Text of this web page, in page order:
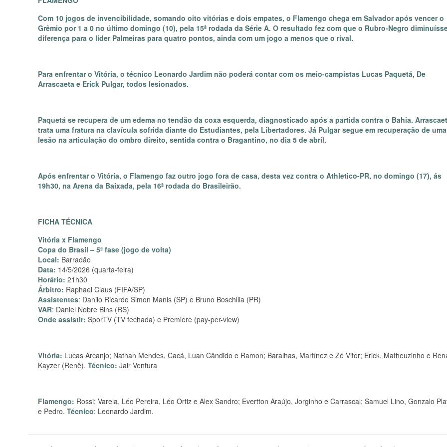
Com 10 jogos de invencibilidade, somando oito vitórias e dois empates, o Flamengo chega em Salvador após vencer o
Grêmio por 1 a 0 no último domingo (10), pela 15ª rodada da Série A. O resultado fez com que o Rubro-Negro
diferença para o líder Palmeiras para quatro pontos, ainda com um jogo a menos que o rival.
Para enfrentar o Vitória, o técnico Leonardo Jardim não poderá contar com os meio-campistas Lucas Paquetá, De
Arrascaeta e Erick Pulgar, todos lesionados.
Paquetá se recupera de um edema no tendão da coxa esquerda, diagnosticado após a partida contra o Bahia.
trata uma fratura na clavícula sofrida diante do Estudiantes, pela Libertadores. Já Pulgar segue em recuperação de uma
lesão na articulação do ombro direito, sentida contra o Bragantino, no dia 5 de abril.
Após enfrentar o Vitória, o Flamengo faz outro jogo fora de casa, desta vez contra o Athletico-PR, no domingo (17), ás
19h30, na Arena da Baixada, pela 16ª rodada do Brasileirão.
FICHA TÉCNICA
Vitória x Flamengo
Copa do Brasil – 5ª fase (jogo de volta)
Local: Barradão
Data: 14/5/2026 (quarta-feira)
Horário: 21h30
Árbitro: Raphael Claus (FIFA/SP)
Assistentes: Danilo Ricardo Simon Manis (SP) e Bruno Boschilia (PR)
VAR: Daniel Nobre Bins (RS)
Onde assistir: SporTV (TV fechada) e Premiere (pay-per-view)
Vitória: Lucas Arcanjo; Nathan Mendes, Cacá, Luan Cândido e Ramon; Baralhas, Martínez e Zé Vitor; Erick, Matheuzinho e
Kayzer (Renê). Técnico: Jair Ventura
Flamengo: Rossi; Varela, Léo Pereira, Léo Ortiz e Alex Sandro; Evertton Araújo, Jorginho e Carrascal; Samuel Lino, Gonzalo
e Pedro. Técnico: Leonardo Jardim.